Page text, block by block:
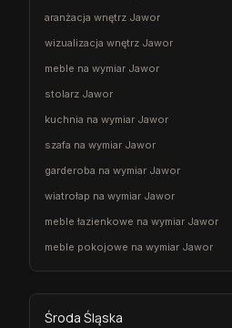
aranżacja wnętrz Jawor
wizualizacja wnętrz Jawor
meble na wymiar Jawor
stolarz Jawor
kuchnia na wymiar Jawor
szafa na wymiar Jawor
garderoba na wymiar Jawor
wiatrołap na wymiar Jawor
meble łazienkowe na wymiar Jawor
meble pokojowe na wymiar Jawor
Środa Śląska